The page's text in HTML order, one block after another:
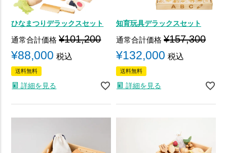
ひなまつりデラックスセット
通常合計価格 ¥101,200
¥88,000 税込
送料無料
詳細を見る
知育玩具デラックスセット
通常合計価格 ¥157,300
¥132,000 税込
送料無料
詳細を見る